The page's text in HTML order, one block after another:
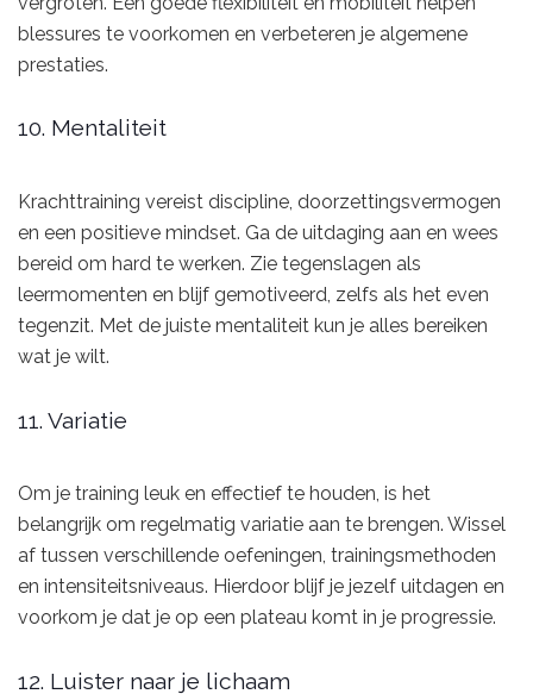
blessures te voorkomen en verbeteren je algemene
prestaties.
10. Mentaliteit
Krachttraining vereist discipline, doorzettingsvermogen
en een positieve mindset. Ga de uitdaging aan en wees
bereid om hard te werken. Zie tegenslagen als
leermomenten en blijf gemotiveerd, zelfs als het even
tegenzit. Met de juiste mentaliteit kun je alles bereiken
wat je wilt.
11. Variatie
Om je training leuk en effectief te houden, is het
belangrijk om regelmatig variatie aan te brengen. Wissel
af tussen verschillende oefeningen, trainingsmethoden
en intensiteitsniveaus. Hierdoor blijf je jezelf uitdagen en
voorkom je dat je op een plateau komt in je progressie.
12. Luister naar je lichaam